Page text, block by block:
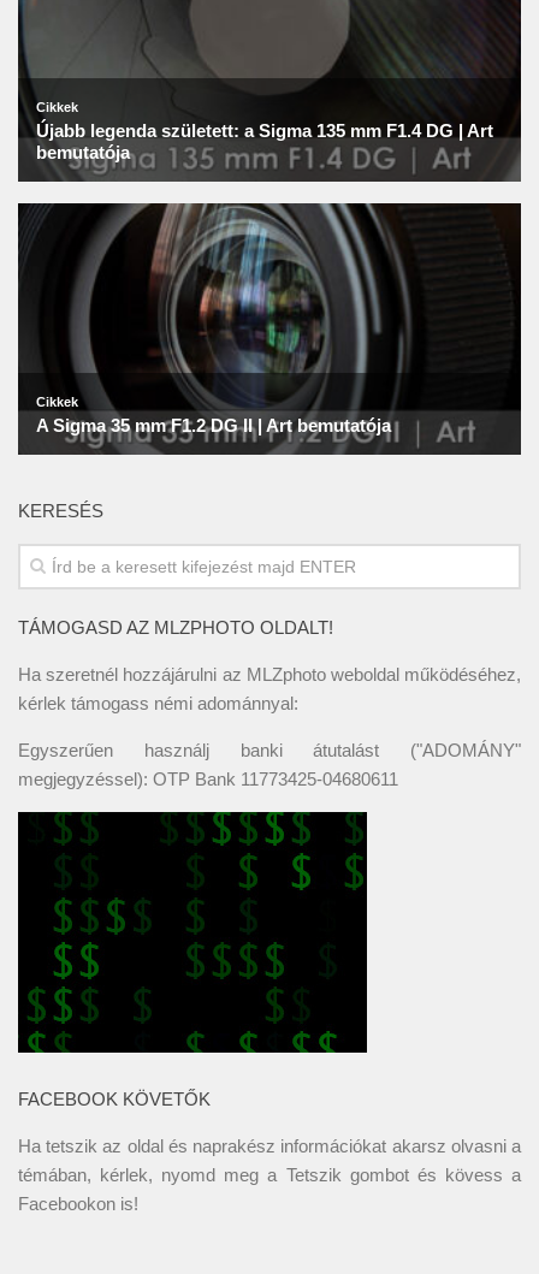
KERESÉS
TÁMOGASD AZ MLZPHOTO OLDALT!
Ha szeretnél hozzájárulni az MLZphoto weboldal működéséhez,
kérlek támogass némi adománnyal:
Egyszerűen használj banki átutalást ("ADOMÁNY"
megjegyzéssel): OTP Bank 11773425-04680611
FACEBOOK KÖVETŐK
Ha tetszik az oldal és naprakész információkat akarsz olvasni a
témában, kérlek, nyomd meg a Tetszik gombot és kövess a
Facebookon is!